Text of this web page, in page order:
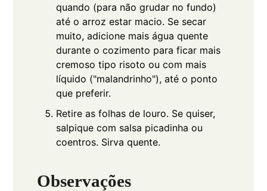
quando (para não grudar no fundo)
até o arroz estar macio. Se secar
muito, adicione mais água quente
durante o cozimento para ficar mais
cremoso tipo risoto ou com mais
líquido ("malandrinho"), até o ponto
que preferir.
Retire as folhas de louro. Se quiser,
salpique com salsa picadinha ou
coentros. Sirva quente.
Observações